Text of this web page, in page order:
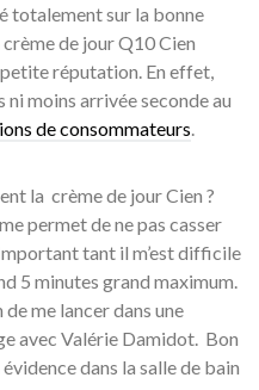
totalement sur la bonne
de jour Q10 Cien
réputation. En effet,
moins arrivée seconde au
de consommateurs
la crème de jour Cien ?
permet de ne pas casser
tant il m’est difficile
5 minutes grand maximum.
de me lancer dans une
avec Valérie Damidot. Bon
dans la salle de bain